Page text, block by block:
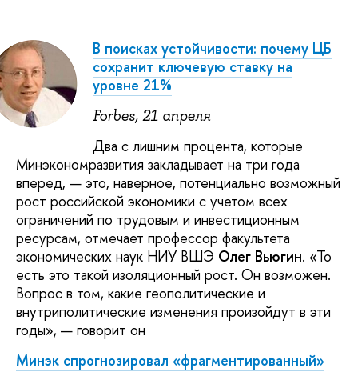
В поисках устойчивости: почему ЦБ
сохранит ключевую ставку на
уровне 21%
Forbes, 21 апреля
Два с лишним процента, которые
Минэкономразвития закладывает на три года
вперед, — это, наверное, потенциально возможный
рост российской экономики с учетом всех
ограничений по трудовым и инвестиционным
ресурсам, отмечает профессор факультета
экономических наук НИУ ВШЭ Олег Вьюгин. «То
есть это такой изоляционный рост. Он возможен.
Вопрос в том, какие геополитические и
внутриполитические изменения произойдут в эти
годы», — говорит он
Минэк спрогнозировал «фрагментированный»